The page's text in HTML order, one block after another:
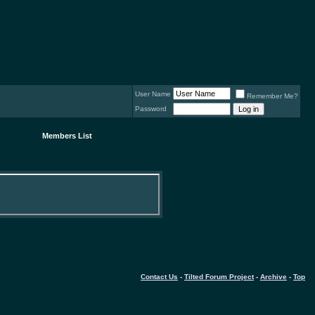
User Name
Remember Me?
Password
Members List
Contact Us - Tilted Forum Project- Archive - Top